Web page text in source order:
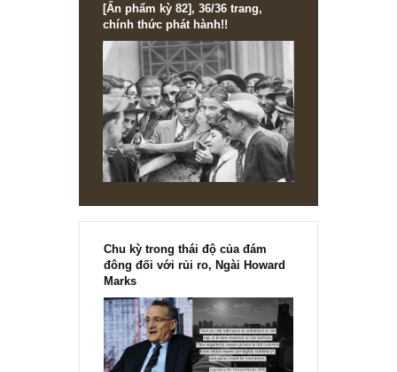
[Ấn phẩm kỳ 82], 36/36 trang,
chính thức phát hành!!
Chu kỳ trong thái độ của đám
đông đối với rủi ro, Ngài Howard
Marks